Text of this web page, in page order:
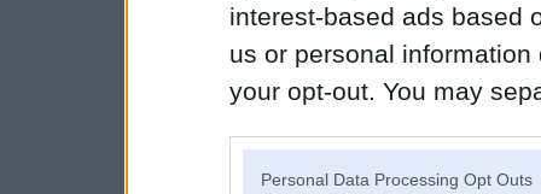
interest-based ads based
us or personal
your opt-out. You may
Personal Data Processing Opt Outs